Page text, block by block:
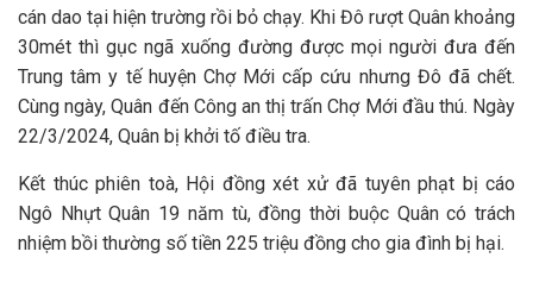
cán dao tại hiện trường rồi bỏ chạy. Khi Đô rượt Quân khoảng
30mét thì gục ngã xuống đường được mọi người đưa đến
Trung tâm y tế huyện Chợ Mới cấp cứu nhưng Đô đã chết.
Cùng ngày, Quân đến Công an thị trấn Chợ Mới đầu thú. Ngày
22/3/2024, Quân bị khởi tố điều tra.
Kết thúc phiên toà, Hội đồng xét xử đã tuyên phạt bị cáo
Ngô Nhựt Quân 19 năm tù, đồng thời buộc Quân có trách
nhiệm bồi thường số tiền 225 triệu đồng cho gia đình bị hại.